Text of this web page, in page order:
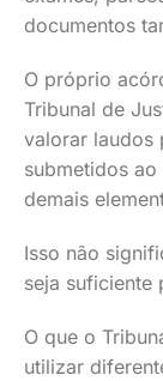
documentos
O próprio
Tribunal de
valorar laudos
submetidos
demais
Isso não
seja suficiente
O que o
utilizar